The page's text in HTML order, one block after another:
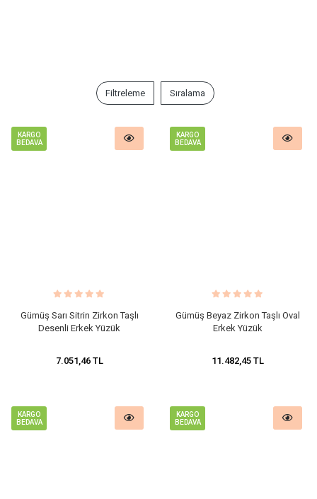
Filtreleme Sıralama
KARGO
BEDAVA
Gümüş Sarı Sitrin Zirkon Taşlı
Desenli Erkek Yüzük
7.051,46 TL
KARGO
BEDAVA
Gümüş Beyaz Zirkon Taşlı Oval
Erkek Yüzük
11.482,45 TL
KARGO
BEDAVA
KARGO
BEDAVA